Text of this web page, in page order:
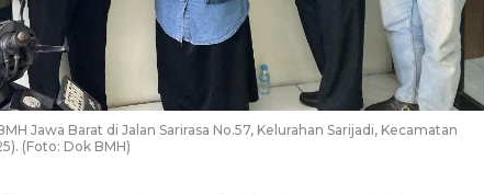
Jawa Barat di Jalan Sarirasa No.57, Kelurahan Sarijadi, Kecamatan
(Foto: Dok BMH)